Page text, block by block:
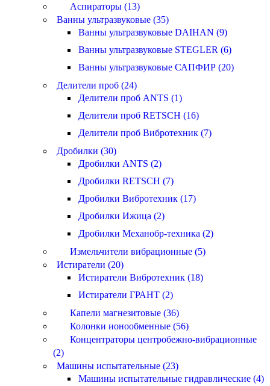
Аспираторы (13)
Ванны ультразвуковые (35)
Ванны ультразвуковые DAIHAN (9)
Ванны ультразвуковые STEGLER (6)
Ванны ультразвуковые САПФИР (20)
Делители проб (24)
Делители проб ANTS (1)
Делители проб RETSCH (16)
Делители проб Вибротехник (7)
Дробилки (30)
Дробилки ANTS (2)
Дробилки RETSCH (7)
Дробилки Вибротехник (17)
Дробилки Ижица (2)
Дробилки Механобр-техника (2)
Измельчители вибрационные (5)
Истиратели (20)
Истиратели Вибротехник (18)
Истиратели ГРАНТ (2)
Капели магнезитовые (36)
Колонки ионообменные (56)
Концентраторы центробежно-вибрационные
(2)
Машины испытательные (23)
Машины испытательные гидравлические (4)